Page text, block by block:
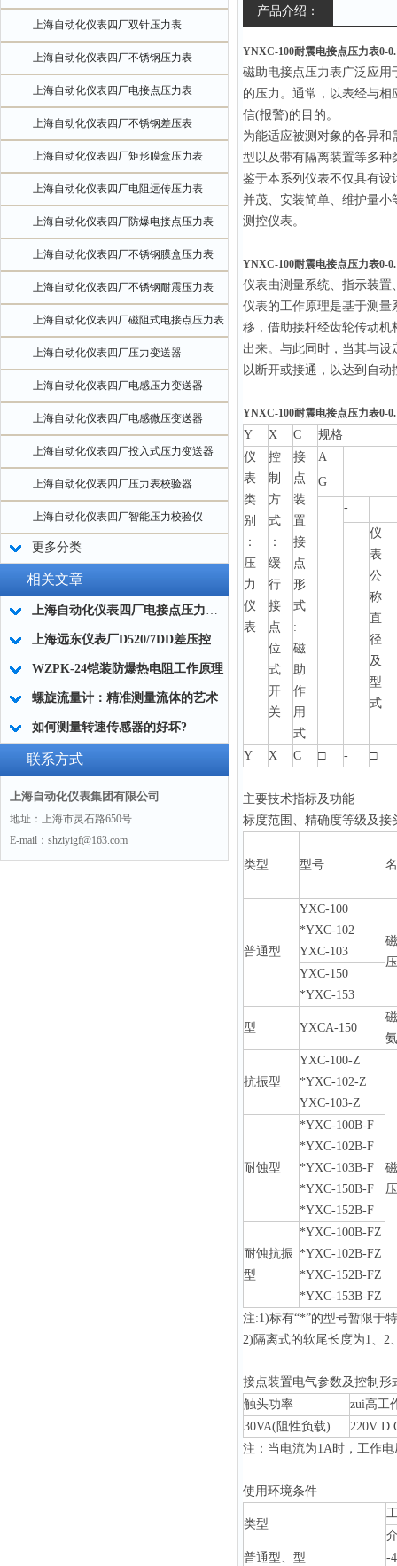
上海自动化仪表四厂双针压力表
上海自动化仪表四厂不锈钢压力表
上海自动化仪表四厂电接点压力表
上海自动化仪表四厂不锈钢差压表
上海自动化仪表四厂矩形膜盒压力表
上海自动化仪表四厂电阻远传压力表
上海自动化仪表四厂防爆电接点压力表
上海自动化仪表四厂不锈钢膜盒压力表
上海自动化仪表四厂不锈钢耐震压力表
上海自动化仪表四厂磁阻式电接点压力表
上海自动化仪表四厂压力变送器
上海自动化仪表四厂电感压力变送器
上海自动化仪表四厂电感微压变送器
上海自动化仪表四厂投入式压力变送器
上海自动化仪表四厂压力表校验器
上海自动化仪表四厂智能压力校验仪
更多分类
相关文章
上海自动化仪表四厂电接点压力表结构原理与接线
上海远东仪表厂D520/7DD差压控制器0819100的使用选型
WZPK-24铠装防爆热电阻工作原理
螺旋流量计：精准测量流体的艺术
如何测量转速传感器的好坏?
联系方式
上海自动化仪表集团有限公司
地址：上海市灵石路650号
E-mail：shziyigf@163.com
产品介绍：
YNXC-100耐震电接点压力表0-
磁助电接点压力表广泛应
的压力。通常，以表经与
信(报警)的目的。
为能适应被测对象的各异
型以及带有隔离装置等多种
鉴于本系列仪表不仅具有
并茂、安装简单、维护量
测控仪表。
YNXC-100耐震电接点压力表0-
仪表由测量系统、指示装
仪表的工作原理是基于测
移，借助接杆经齿轮传动
出来。与此同时，当其与
以断开或接通，以达到自
YNXC-100耐震电接点压力表0-
Y X C
规格
仪
表
类
别
：
压
力
仪
表
控
制
方
式
：
缓
行
接
点
位
式
开
关
接
点
装
置
接
点
形
式
:
磁
助
作
用
式
A
G
-
仪
表
公
称
直
径
及
型
式
Y X C □ - □
主要技术指标及功能
标度范围、精确度等级及接
类型 型号
普通型
YXC-100
*YXC-102
YXC-103
YXC-150
*YXC-153
型 YXCA-150
抗振型
YXC-100-Z
*YXC-102-Z
YXC-103-Z
耐蚀型
*YXC-100B-F
*YXC-102B-F
*YXC-103B-F
*YXC-150B-F
*YXC-152B-F
耐蚀抗振
型
*YXC-100B-FZ
*YXC-102B-FZ
*YXC-152B-FZ
*YXC-153B-FZ
注:1)标有“*”的型号暂限于
2)隔离式的软尾长度为1、2
接点装置电气参数及控制形
触头功率
zui高工
30VA(阻性负载)
220V
注：当电流为1A时，工作
使用环境条件
类型
普通型、型
-